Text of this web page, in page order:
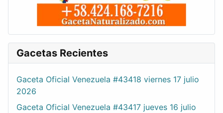
Gacetas Recientes
Gaceta Oficial Venezuela #43418 viernes 17 julio
2026
Gaceta Oficial Venezuela #43417 jueves 16 julio